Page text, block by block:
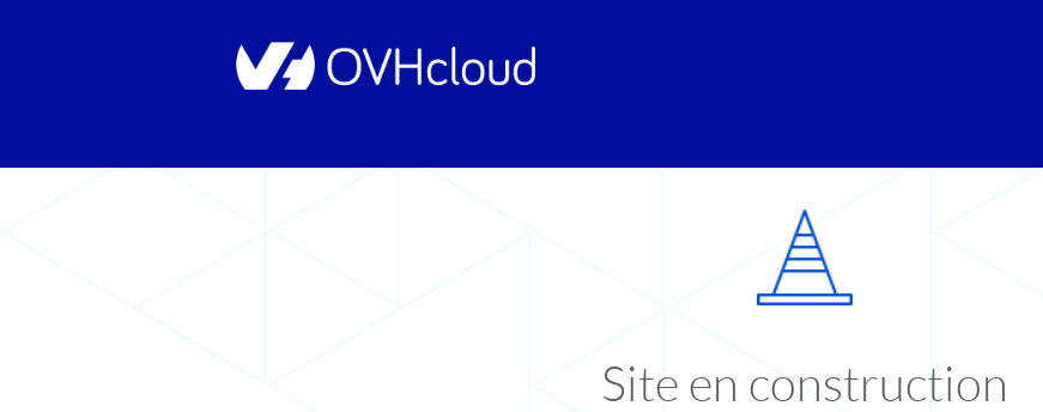
Site en construction